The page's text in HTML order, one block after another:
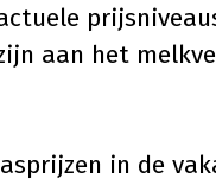
aan het
in de